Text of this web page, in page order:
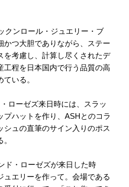
クンロール・ジュエリー・ブ
かつ大胆でありながら、ステー
を考慮し、計算し尽くされたデ
工程を日本国内で行う品質の高
いる。
ローゼズ来日時には、スラッ
プハットを作り、ASHとのコラ
シュの直筆のサイン入りのポス
ド・ローゼズが来日した時
ュエリーを作って。会場である